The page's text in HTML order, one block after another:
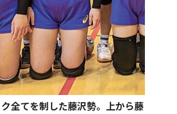
全てを制した藤沢勢。上から藤